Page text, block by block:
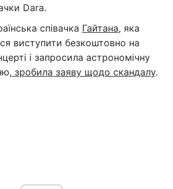
Dara.
співачка Гайтана, яка
виступити безкоштовно на
і запросила астрономічну
зробила заяву щодо скандалу.